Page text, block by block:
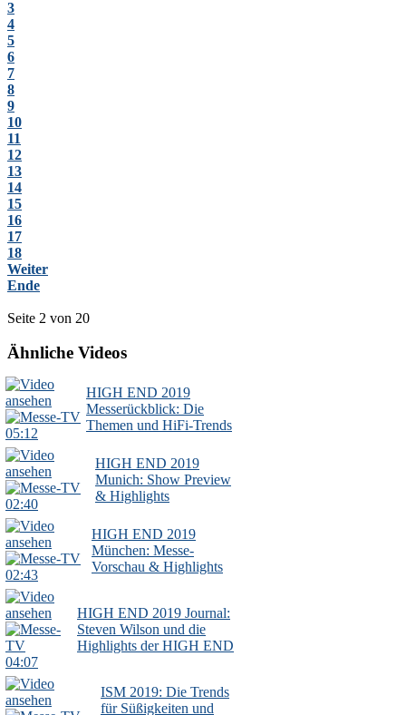
3
4
5
6
7
8
9
10
11
12
13
14
15
16
17
18
Weiter
Ende
Seite 2 von 20
Ähnliche Videos
05:12
HIGH END 2019
Messerückblick: Die
Themen und HiFi-Trends
02:40
HIGH END 2019
Munich: Show Preview
& Highlights
02:43
HIGH END 2019
München: Messe-
Vorschau & Highlights
04:07
HIGH END 2019 Journal:
Steven Wilson und die
Highlights der HIGH END
ISM 2019: Die Trends
für Süßigkeiten und